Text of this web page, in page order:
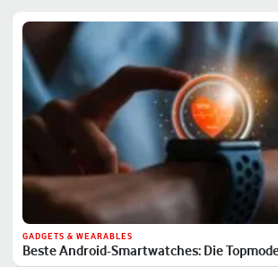
GADGETS & WEARABLES
Beste Android-Smartwatches: Die